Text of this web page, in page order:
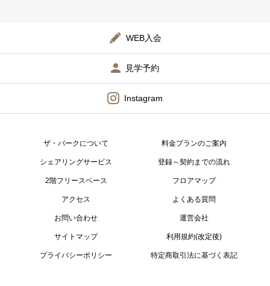
WEB入会
見学予約
Instagram
ザ・パークについて 料金プランのご案内
シェアリングサービス 登録～契約までの流れ
2階フリースペース フロアマップ
アクセス よくある質問
お問い合わせ 運営会社
サイトマップ 利用規約(改定後)
プライバシーポリシー 特定商取引法に基づく表記